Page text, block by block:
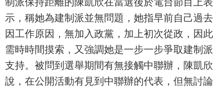
制派保持距離的陳凱欣在當選後於電台節目上表
示，稱她為建制派並無問題，她指早前自己過去
因工作原因，無加入政黨，加上初次從政，因此
需時時間摸索，又強調她是一步一步爭取建制派
支持。被問到選舉期間有無接觸中聯辦，陳凱欣
說，在公開活動有見到中聯辦的代表，但無討論